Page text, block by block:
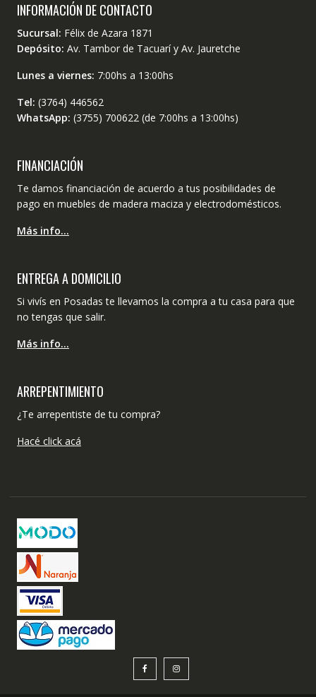
INFORMACIÓN DE CONTACTO
Sucursal: Félix de Azara 1871
Depósito: Av. Tambor de Tacuarí y Av. Jauretche
Lunes a viernes: 7:00hs a 13:00hs
Tel: (3764) 446562
WhatsApp: (3755) 700622 (de 7:00hs a 13:00hs)
FINANCIACIÓN
Te damos financiación de acuerdo a tus posibilidades de
pago en muebles de madera maciza y electrodomésticos.
Más info…
ENTREGA A DOMICILIO
Si vivís en Posadas te llevamos la compra a tu casa para que
no tengas que salir.
Más info…
ARREPENTIMIENTO
¿Te arrepentiste de tu compra?
Hacé click acá